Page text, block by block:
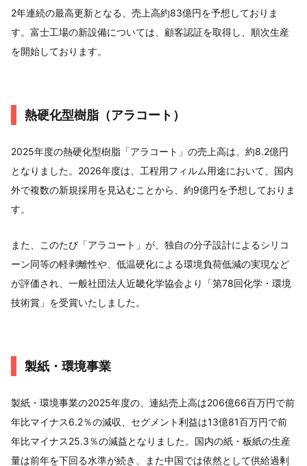
2年連続の最高更新となる、売上高約83億円を予想しておりま
す。富士工場の新設備については、顧客認証を取得し、順次生産
を開始しております。
熱硬化型樹脂（アラコート）
2025年度の熱硬化型樹脂「アラコート」の売上高は、約8.2億円
となりました。2026年度は、工程用フィルム用途において、国内
外で複数の新規採用を見込むことから、約9億円を予想しておりま
す。
また、このたび「アラコート」が、独自の分子設計によるシリコ
ーン同等の軽剥離性や、低温硬化による環境負荷低減の実現など
が評価され、一般社団法人近畿化学協会より「第78回化学・環境
技術賞」を受賞いたしました。
製紙・環境事業
製紙・環境事業の2025年度の、連結売上高は206億66百万円で前
年比マイナス6.2％の減収、セグメント利益は13億81百万円で前
年比マイナス25.3％の減益となりました。国内の紙・板紙の生産
量は前年を下回る水準が続き、また中国では依然として供給過剰